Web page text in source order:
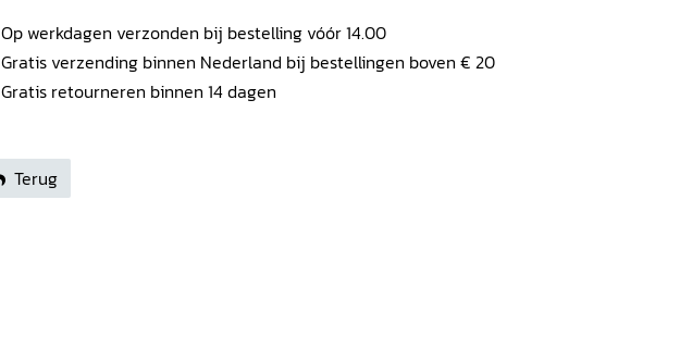
Op werkdagen verzonden bij bestelling vóór 14.00
Gratis verzending binnen Nederland bij bestellingen boven € 20
Gratis retourneren binnen 14 dagen
Terug